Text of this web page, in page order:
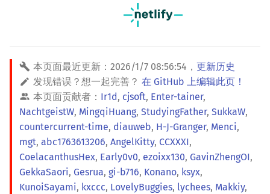
Code::Blocks
排序应用
回文树
序列自动机
最小表示法
Lyndon 分解
Main–Lorentz 算法
卢卡斯定理
二次剩余
阶 & 原根
离散对数
高次剩余 & 单位根
数论分块
普通生成函数
图论计数
概率论
博弈论
数值算法
序理论
杨氏矩阵
可持久化数据结构
树套树
K-D Tree
动态树
析合树
欧拉图
哈密顿图
二分图
平面图
弦图
Kahan 求和
珂朵莉树/颜色段均摊
空间优化简介
本页面最近更新： 2026/1/7 08:56:54 ， 更新历史
发现错误？想一起完善？ 在 GitHub 上编辑此页！
本页面贡献者： Ir1d, cjsoft, Enter-tainer,
NachtgeistW, MingqiHuang, StudyingFather, SukkaW,
countercurrent-time, diauweb, H-J-Granger, Menci,
mgt, abc1763613206, AngelKitty, CCXXXI,
CoelacanthusHex, Early0v0, ezoixx130, GavinZhengOI,
GekkaSaori, Gesrua, gi-b716, Konano, ksyx,
KunoiSayami, kxccc, LovelyBuggies, lychees, Makkiy,